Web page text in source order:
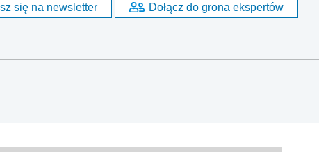
się na newsletter Dołącz do grona ekspertów